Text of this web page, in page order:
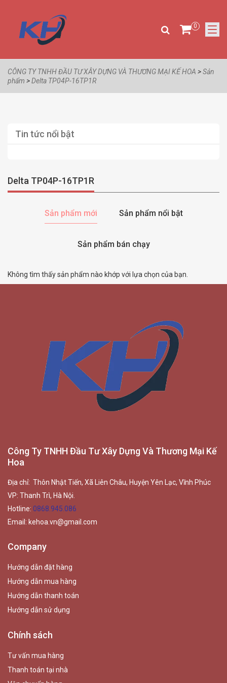
0
CÔNG TY TNHH ĐẦU TƯ XÂY DỰNG VÀ THƯƠNG MẠI KẾ HOA >Sản
phẩm >Delta TP04P-16TP1R
Tin tức nổi bật
Delta TP04P-16TP1R
Sản phẩm mới Sản phẩm nổi bật
Sản phẩm bán chạy
Không tìm thấy sản phẩm nào khớp với lựa chọn của bạn.
Công Ty TNHH Đầu Tư Xây Dựng Và Thương Mại Kế
Hoa
Địa chỉ: Thôn Nhật Tiến, Xã Liên Châu, Huyện Yên Lạc, Vĩnh Phúc
VP: Thanh Trì, Hà Nội.
Hotline: 0868.945.086
Email: kehoa.vn@gmail.com
Company
Hướng dẫn đặt hàng
Hướng dẫn mua hàng
Hướng dẫn thanh toán
Hướng dẫn sử dụng
Chính sách
Tư vấn mua hàng
Thanh toán tại nhà